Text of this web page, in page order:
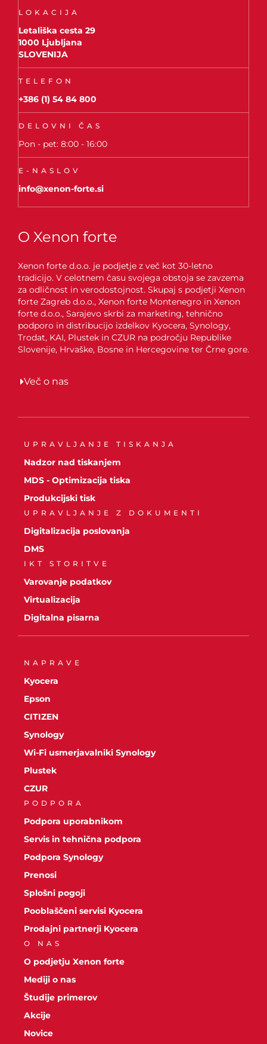
LOKACIJA
Letališka cesta 29
1000 Ljubljana
SLOVENIJA
TELEFON
+386 (1) 54 84 800
DELOVNI ČAS
Pon - pet: 8:00 - 16:00
E-NASLOV
info@xenon-forte.si
O Xenon forte
Xenon forte d.o.o. je podjetje z več kot 30-letno
tradicijo. V celotnem času svojega obstoja se zavzema
za odličnost in verodostojnost. Skupaj s podjetji Xenon
forte Zagreb d.o.o., Xenon forte Montenegro in Xenon
forte d.o.o., Sarajevo skrbi za marketing, tehnično
podporo in distribucijo izdelkov Kyocera, Synology,
Trodat, KAI, Plustek in CZUR na področju Republike
Slovenije, Hrvaške, Bosne in Hercegovine ter Črne gore.
Več o nas
UPRAVLJANJE TISKANJA
Nadzor nad tiskanjem
MDS - Optimizacija tiska
Produkcijski tisk
UPRAVLJANJE Z DOKUMENTI
Digitalizacija poslovanja
DMS
IKT STORITVE
Varovanje podatkov
Virtualizacija
Digitalna pisarna
NAPRAVE
Kyocera
Epson
CITIZEN
Synology
Wi-Fi usmerjavalniki Synology
Plustek
CZUR
PODPORA
Podpora uporabnikom
Servis in tehnična podpora
Podpora Synology
Prenosi
Splošni pogoji
Pooblaščeni servisi Kyocera
Prodajni partnerji Kyocera
O NAS
O podjetju Xenon forte
Mediji o nas
Študije primerov
Akcije
Novice